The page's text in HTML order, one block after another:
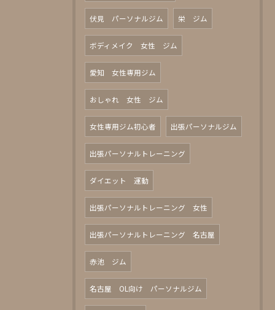
伏見 パーソナルジム 栄 ジム
ボディメイク 女性 ジム
愛知 女性専用ジム
おしゃれ 女性 ジム
女性専用ジム初心者 出張パーソナルジム
出張パーソナルトレーニング
ダイエット 運動
出張パーソナルトレーニング 女性
出張パーソナルトレーニング 名古屋
赤池 ジム
名古屋 OL向け パーソナルジム